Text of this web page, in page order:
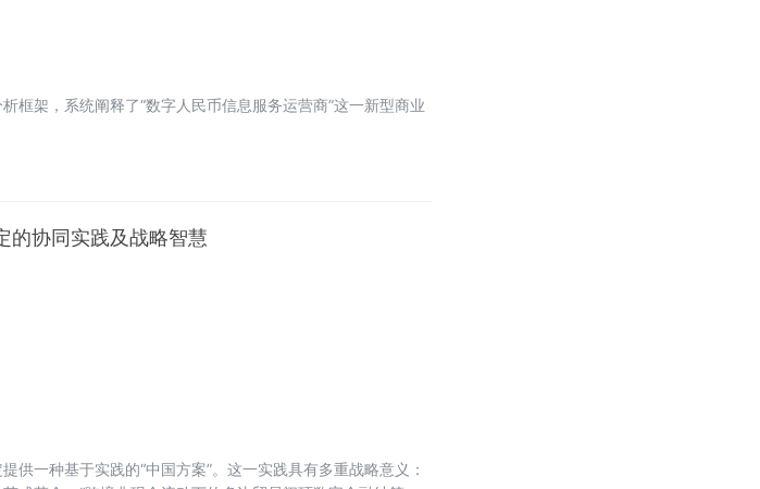
框架，系统阐释了“数字人民币信息服务运营商”这一新型商业
的协同实践及战略智慧
一种基于实践的“中国方案”。这一实践具有多重战略意义：